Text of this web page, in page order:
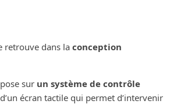
retrouve dans la conception
sur un système de contrôle
écran tactile qui permet d’intervenir